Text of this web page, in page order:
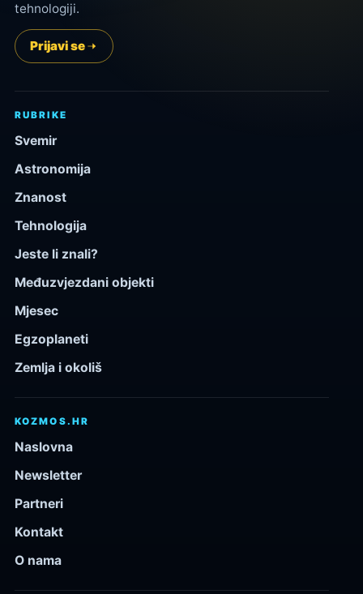
tehnologiji.
Prijavi se
RUBRIKE
Svemir
Astronomija
Znanost
Tehnologija
Jeste li znali?
Međuzvjezdani objekti
Mjesec
Egzoplaneti
Zemlja i okoliš
KOZMOS.HR
Naslovna
Newsletter
Partneri
Kontakt
O nama